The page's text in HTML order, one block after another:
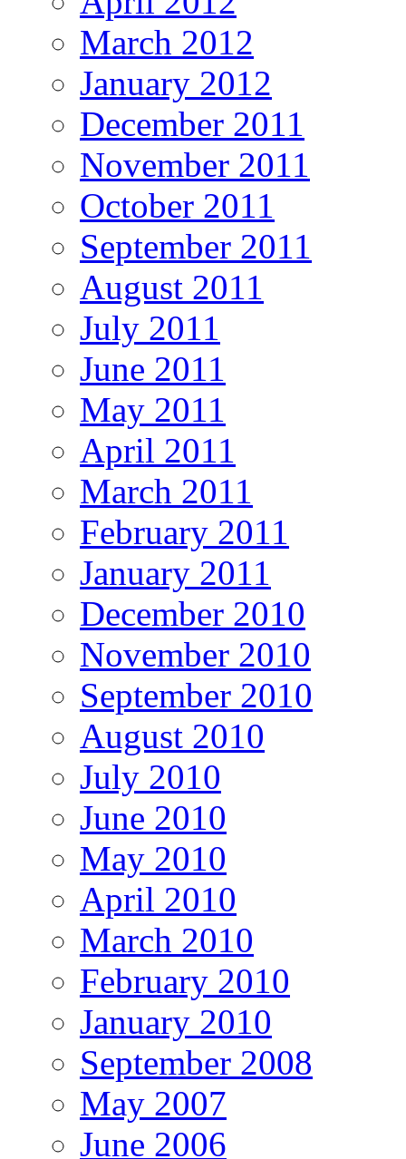
March 2012
January 2012
December 2011
November 2011
October 2011
September 2011
August 2011
July 2011
June 2011
May 2011
April 2011
March 2011
February 2011
January 2011
December 2010
November 2010
September 2010
August 2010
July 2010
June 2010
May 2010
April 2010
March 2010
February 2010
January 2010
September 2008
May 2007
June 2006